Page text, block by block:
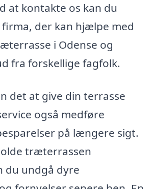
at kontakte os kan du
der kan hjælpe med
i Odense og
fra forskellige fagfolk.
det at give din terrasse
også medføre
på længere sigt.
træterrassen
du undgå dyre